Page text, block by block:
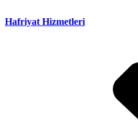
Hafriyat Hizmetleri